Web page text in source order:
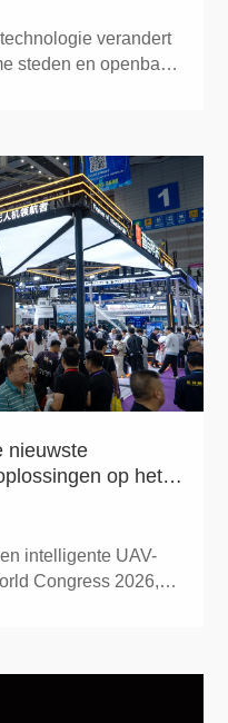
verandert
steden en openbare
nieuwste
op het
intelligente UAV-
Congress 2026,